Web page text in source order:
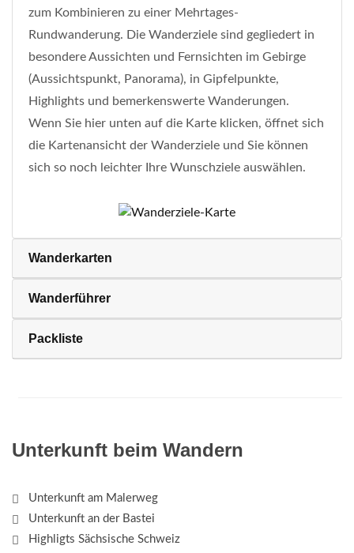
zum Kombinieren zu einer Mehrtages-
Rundwanderung. Die Wanderziele sind gegliedert in
besondere Aussichten und Fernsichten im Gebirge
(Aussichtspunkt, Panorama), in Gipfelpunkte,
Highlights und bemerkenswerte Wanderungen.
Wenn Sie hier unten auf die Karte klicken, öffnet sich
die Kartenansicht der Wanderziele und Sie können
sich so noch leichter Ihre Wunschziele auswählen.
Wanderkarten
Wanderführer
Packliste
Unterkunft beim Wandern
Unterkunft am Malerweg
Unterkunft an der Bastei
Highligts Sächsische Schweiz